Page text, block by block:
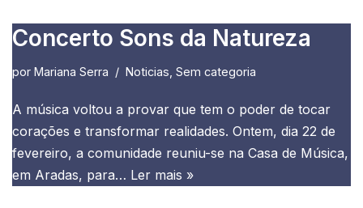
Concerto Sons da Natureza
por Mariana Serra Noticias Sem categoria
A música voltou a provar que tem o poder de tocar
corações e transformar realidades. Ontem, dia 22 de
fevereiro, a comunidade reuniu-se na Casa de Música,
em Aradas, para… Ler mais »